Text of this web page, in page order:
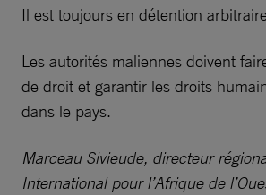
Il est toujours en détention
Les autorités maliennes doivent
de droit et garantir les droits
dans le pays.
Marceau Sivieude, directeur
International pour l’Afrique de